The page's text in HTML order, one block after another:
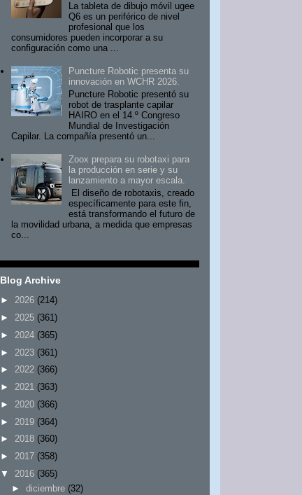
La tableta de dibujo móvil ugee
Q6 es un periférico de nivel
profesional que los
consumidores pueden incorporar a su
configuración como una ...
Puncture Robotic presenta su
innovación en WCHR 2026.
Puncture Robotic presentó su
robot de trasplante capilar
HAIRO en el 14.º Congreso
Mundial de Investigación
Capilar. La compañía presentó un...
Zoox prepara su robotaxi para
la producción en serie y su
lanzamiento a mayor escala.
El diseño de robotaxis, creado
específicamente para este fin,
está transformando el futuro de
la movilidad urbana, a medida que empresas
co...
Blog Archive
► 2026 (214)
► 2025 (361)
► 2024 (365)
► 2023 (361)
► 2022 (366)
► 2021 (363)
► 2020 (366)
► 2019 (364)
► 2018 (360)
► 2017 (358)
▼
2016 (365)
► diciembre (32)